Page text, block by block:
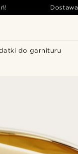
do garnituru
Dostawa